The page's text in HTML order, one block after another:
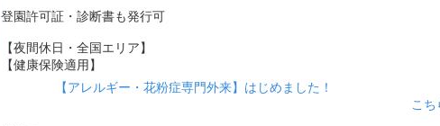
登園許可証・診断書も発行可
【夜間休日・全国エリア】
【健康保険適用】
【アレルギー・花粉症専門外来】はじめました！
こち